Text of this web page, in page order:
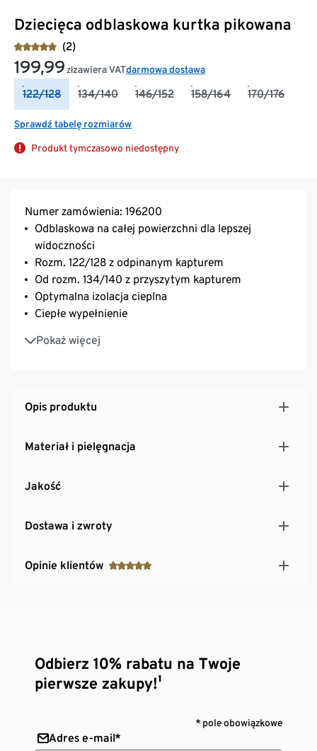
Dziecięca odblaskowa kurtka pikowana
(2)
199,99 złzawiera VATdarmowa dostawa
122/128 134/140 146/152 158/164 170/176
Sprawdź tabelę rozmiarów
Produkt tymczasowo niedostępny
Numer zamówienia: 196200
Odblaskowa na całej powierzchni dla lepszej
widoczności
Rozm. 122/128 z odpinanym kapturem
Od rozm. 134/140 z przyszytym kapturem
Optymalna izolacja cieplna
Ciepłe wypełnienie
Pokaż więcej
Dwie kieszenie wpuszczane z ciepłą podszewką z
Opis produktu
Materiał i pielęgnacja
Jakość
Dostawa i zwroty
Opinie klientów
Odbierz 10% rabatu na Twoje
pierwsze zakupy!¹
* pole obowiązkowe
Adres e-mail*